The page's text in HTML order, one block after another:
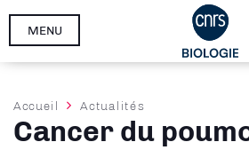
Aller
MENU
Fil
d'Ariane
Accueil Actualités
Cancer du